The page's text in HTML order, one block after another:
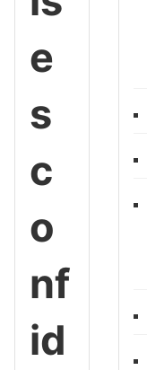
e
s
c
o
nf
id